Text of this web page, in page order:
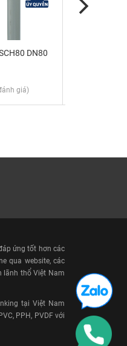
DN80
giá)
ứng tốt hơn các
qua website, các
lãnh thổ Việt Nam
tại Việt Nam
PPH, PVDF với